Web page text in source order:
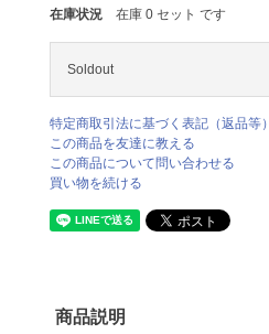
在庫状況 在庫 0 セット です
Soldout
特定商取引法に基づく表記（返品等）
この商品を友達に教える
この商品について問い合わせる
買い物を続ける
商品説明